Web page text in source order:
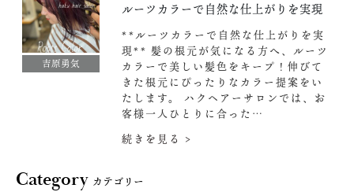
吉原勇気
ルーツカラーで自然な仕上がりを実現
**ルーツカラーで自然な仕上がりを実
現** 髪の根元が気になる方へ、ルーツ
カラーで美しい髪色をキープ！伸びて
きた根元にぴったりなカラー提案をい
たします。 ハクヘアーサロンでは、お
客様一人ひとりに合った…
続きを見る >
Categoryカテゴリー